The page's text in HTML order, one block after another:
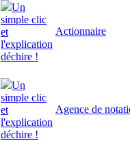
Un
simple clic
et
l'explication
déchire !
Actionnaire
Un
simple clic
et
l'explication
déchire !
Agence de